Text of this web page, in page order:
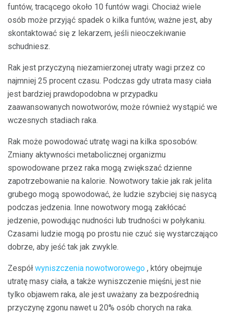
funtów, tracącego około 10 funtów wagi. Chociaż wiele
osób może przyjąć spadek o kilka funtów, ważne jest, aby
skontaktować się z lekarzem, jeśli nieoczekiwanie
schudniesz.
Rak jest przyczyną niezamierzonej utraty wagi przez co
najmniej 25 procent czasu. Podczas gdy utrata masy ciała
jest bardziej prawdopodobna w przypadku
zaawansowanych nowotworów, może również wystąpić we
wczesnych stadiach raka.
Rak może powodować utratę wagi na kilka sposobów.
Zmiany aktywności metabolicznej organizmu
spowodowane przez raka mogą zwiększać dzienne
zapotrzebowanie na kalorie. Nowotwory takie jak rak jelita
grubego mogą spowodować, że ludzie szybciej się nasycą
podczas jedzenia. Inne nowotwory mogą zakłócać
jedzenie, powodując nudności lub trudności w połykaniu.
Czasami ludzie mogą po prostu nie czuć się wystarczająco
dobrze, aby jeść tak jak zwykle.
Zespół wyniszczenia nowotworowego , który obejmuje
utratę masy ciała, a także wyniszczenie mięśni, jest nie
tylko objawem raka, ale jest uważany za bezpośrednią
przyczynę zgonu nawet u 20% osób chorych na raka.